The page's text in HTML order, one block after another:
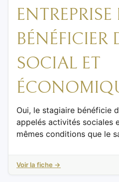
ENTREPRISE
BÉNÉFICIER
SOCIAL ET
Oui, le stagiaire bénéficie
appelés activités sociales
mêmes conditions que le
Voir la fiche →